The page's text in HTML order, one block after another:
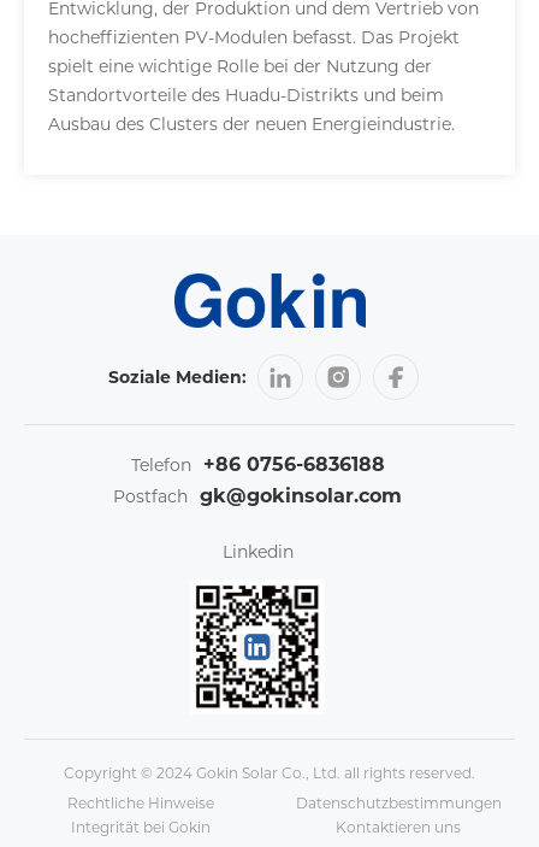
Entwicklung, der Produktion und dem Vertrieb von
hocheffizienten PV-Modulen befasst. Das Projekt
spielt eine wichtige Rolle bei der Nutzung der
Standortvorteile des Huadu-Distrikts und beim
Ausbau des Clusters der neuen Energieindustrie.
Soziale Medien:
Telefon +86 0756-6836188
Postfach gk@gokinsolar.com
Linkedin
Copyright © 2024 Gokin Solar Co., Ltd. all rights reserved.
Rechtliche Hinweise
Datenschutzbestimmungen
Integrität bei Gokin
Kontaktieren uns